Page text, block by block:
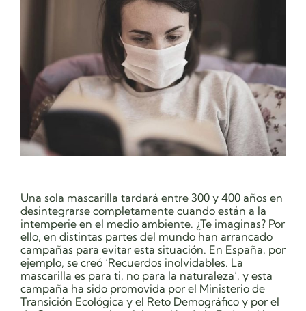
Una sola mascarilla tardará entre 300 y 400 años en
desintegrarse completamente cuando están a la
intemperie en el medio ambiente. ¿Te imaginas? Por
ello, en distintas partes del mundo han arrancado
campañas para evitar esta situación. En España, por
ejemplo, se creó ‘Recuerdos inolvidables. La
mascarilla es para ti, no para la naturaleza’, y esta
campaña ha sido promovida por el Ministerio de
Transición Ecológica y el Reto Demográfico y por el